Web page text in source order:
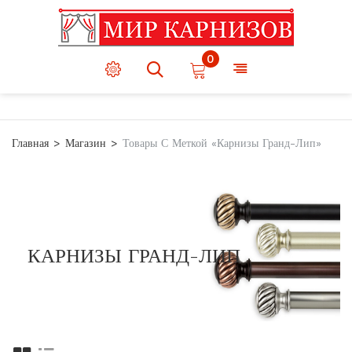
0
Главная Магазин Товары С Меткой «Карнизы Гранд-Лип»
КАРНИЗЫ ГРАНД-ЛИП